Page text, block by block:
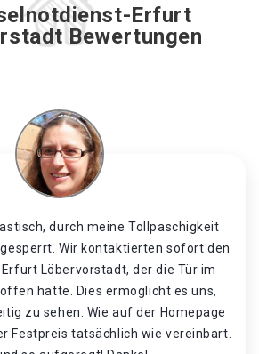
Erfurt
Bewertungen
durch meine Tollpaschigkeit
Wir kontaktierten sofort den
Löbervorstadt, der die Tür im
hatte. Dies ermöglicht es uns,
zu sehen. Wie auf der Homepage
Festpreis tatsächlich wie vereinbart.